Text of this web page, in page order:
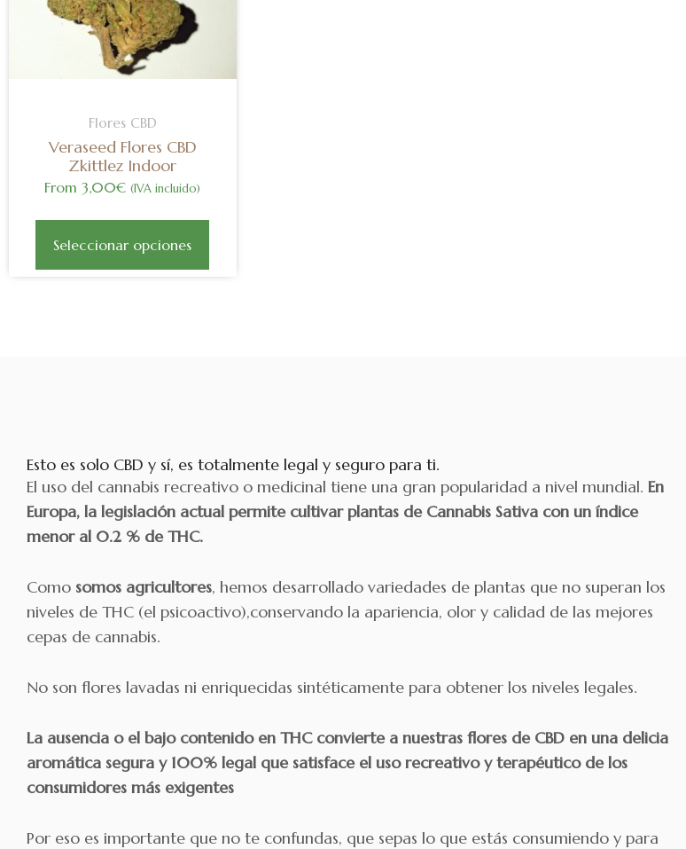
Flores CBD
Veraseed Flores CBD
Zkittlez Indoor
From 3,00€ (IVA incluido)
Seleccionar opciones
opciones
se
pueden
elegir
página
de
Esto es solo CBD y sí, es totalmente legal y seguro para ti.
El uso del cannabis recreativo o medicinal tiene una gran popularidad a nivel mundial. En
Europa, la legislación actual permite cultivar plantas de Cannabis Sativa con un índice
menor al 0.2 % de THC.
Como somos agricultores, hemos desarrollado variedades de plantas que no superan los
niveles de THC (el psicoactivo),conservando la apariencia, olor y calidad de las mejores
cepas de cannabis.
No son flores lavadas ni enriquecidas sintéticamente para obtener los niveles legales.
La ausencia o el bajo contenido en THC convierte a nuestras flores de CBD en una delicia
aromática segura y 100% legal que satisface el uso recreativo y terapéutico de los
consumidores más exigentes
Por eso es importante que no te confundas, que sepas lo que estás consumiendo y para